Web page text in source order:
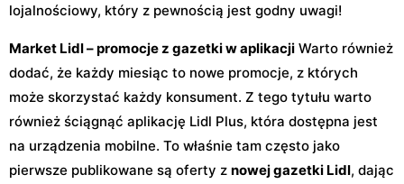
lojalnościowy, który z pewnością jest godny uwagi!
Market Lidl – promocje z gazetki w aplikacji Warto również
dodać, że każdy miesiąc to nowe promocje, z których
może skorzystać każdy konsument. Z tego tytułu warto
również ściągnąć aplikację Lidl Plus, która dostępna jest
na urządzenia mobilne. To właśnie tam często jako
pierwsze publikowane są oferty z nowej gazetki Lidl, dając